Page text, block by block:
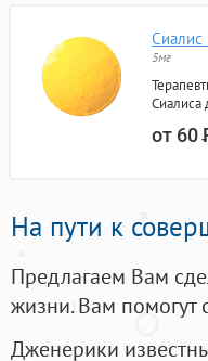
Сиалис
5мг
Сиалиса
от 60
На пути к
Предлагаем Вам
жизни. Вам помогут
Дженерики